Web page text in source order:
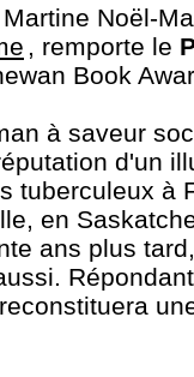
Noël-
, remporte le
Book
à saveur
d'un
tuberculeux à
en
ans plus